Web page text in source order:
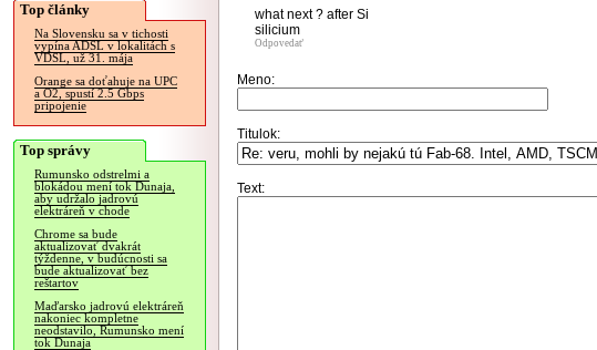
Top články
Na Slovensku sa v tichosti
vypína ADSL v lokalitách s
VDSL, už 31. mája
Orange sa doťahuje na UPC
a O2, spustí 2.5 Gbps
pripojenie
Top správy
Rumunsko odstrelmi a
blokádou mení tok Dunaja,
aby udržalo jadrovú
elektráreň v chode
Chrome sa bude
aktualizovať dvakrát
týždenne, v budúcnosti sa
bude aktualizovať bez
reštartov
Maďarsko jadrovú elektráreň
nakoniec kompletne
neodstavilo, Rumunsko mení
tok Dunaja
what next ? after Si
silicium
Odpovedať
Meno:
Titulok:
Text: